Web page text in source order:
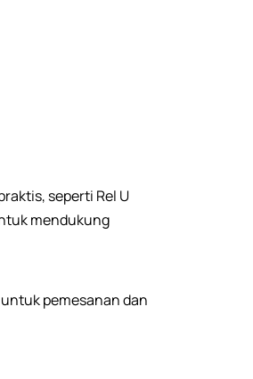
seperti Rel U
mendukung
pemesanan dan